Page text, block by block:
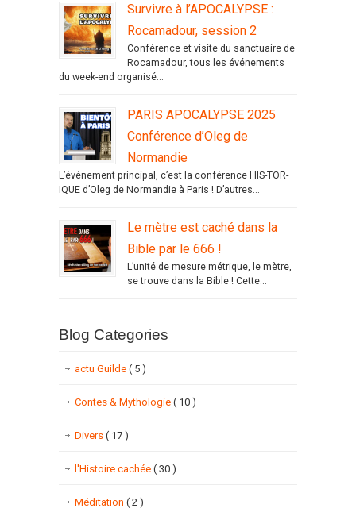
Survivre à l’APOCALYPSE :
Rocamadour, session 2
Conférence et visite du sanctuaire de
Rocamadour, tous les événements
du week-end organisé...
PARIS APOCALYPSE 2025
Conférence d’Oleg de
Normandie
L’événement principal, c’est la conférence HIS-TOR-
IQUE d’Oleg de Normandie à Paris ! D’autres...
Le mètre est caché dans la
Bible par le 666 !
L’unité de mesure métrique, le mètre,
se trouve dans la Bible ! Cette...
Blog Categories
actu Guilde ( 5 )
Contes & Mythologie ( 10 )
Divers ( 17 )
l'Histoire cachée ( 30 )
Méditation ( 2 )